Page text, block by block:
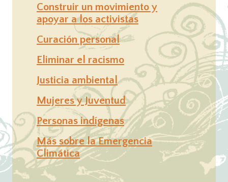
Construir un movimiento y
apoyar a los activistas
Curación personal
Eliminar el racismo
Justicia ambiental
Mujeres y Juventud
Personas indígenas
Más sobre la Emergencia
Climática